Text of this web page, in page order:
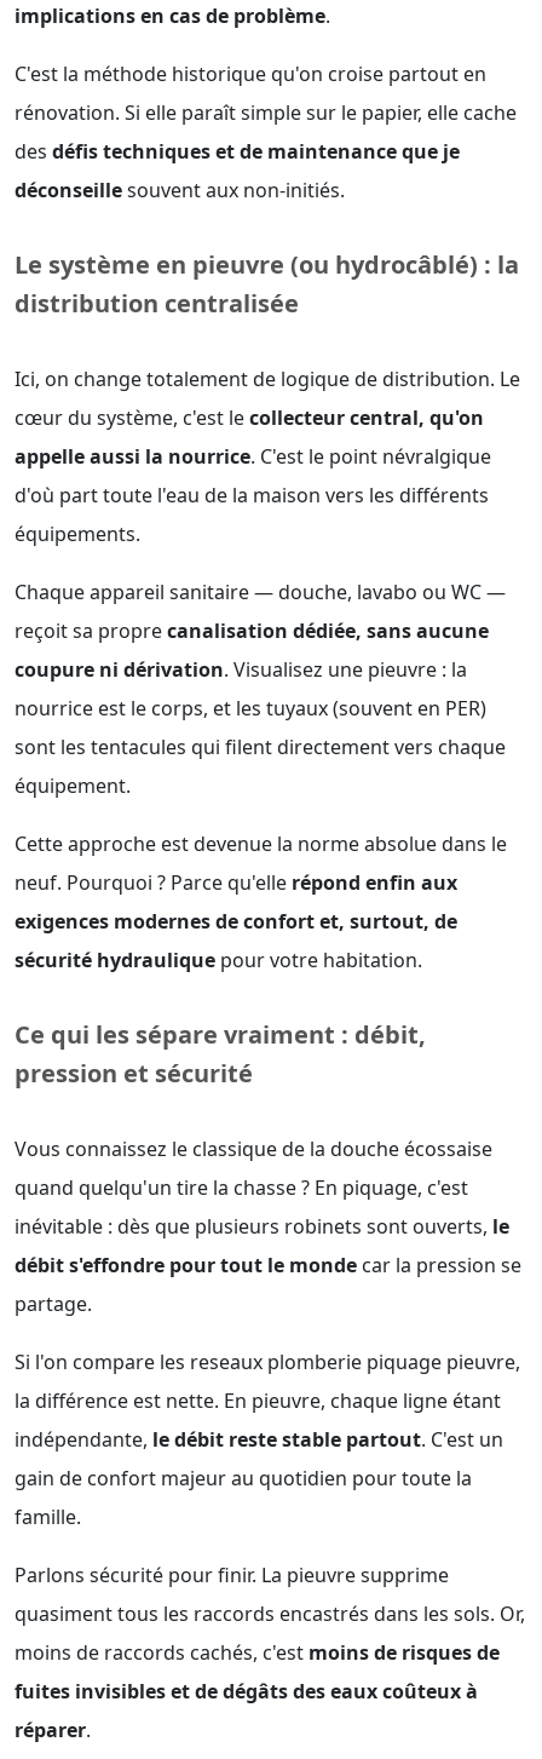
implications en cas de problème.
C'est la méthode historique qu'on croise partout en
rénovation. Si elle paraît simple sur le papier, elle cache
des défis techniques et de maintenance que je
déconseillesouvent aux non-initiés.
Le système en pieuvre (ou hydrocâblé) : la
distribution centralisée
Ici, on change totalement de logique de distribution. Le
cœur du système, c'est lecollecteur central, qu'on
appelle aussi la nourrice. C'est le point névralgique
d'où part toute l'eau de la maison vers les différents
équipements.
Chaque appareil sanitaire — douche, lavabo ou WC —
reçoit sa proprecanalisation dédiée, sans aucune
coupure ni dérivation. Visualisez une pieuvre : la
nourrice est le corps, et les tuyaux (souvent en PER)
sont les tentacules qui filent directement vers chaque
équipement.
Cette approche est devenue la norme absolue dans le
neuf. Pourquoi ? Parce qu'elle répond enfin aux
exigences modernes de confort et, surtout, de
sécurité hydraulique pour votre habitation.
Ce qui les sépare vraiment : débit,
pression et sécurité
Vous connaissez le classique de la douche écossaise
quand quelqu'un tire la chasse ? En piquage, c'est
inévitable : dès que plusieurs robinets sont ouverts, le
débit s'effondre pour tout le monde car la pression se
partage.
Si l'on compare les reseaux plomberie piquage pieuvre,
la différence est nette. En pieuvre, chaque ligne étant
indépendante, le débit reste stable partout. C'est un
gain de confort majeur au quotidien pour toute la
famille.
Parlons sécurité pour finir. La pieuvre supprime
quasiment tous les raccords encastrés dans les sols. Or,
moins de raccords cachés, c'est moins de risques de
fuites invisibles et de dégâts des eaux coûteux à
réparer.